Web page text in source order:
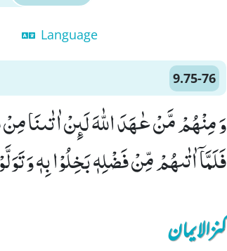
Language
9.75-76
فَلَمَّاۤ اٰتٰىهُمْ مِّنْ فَضْلِهٖ بَخِلُوْا بِهٖ وَ
کنزالایمان